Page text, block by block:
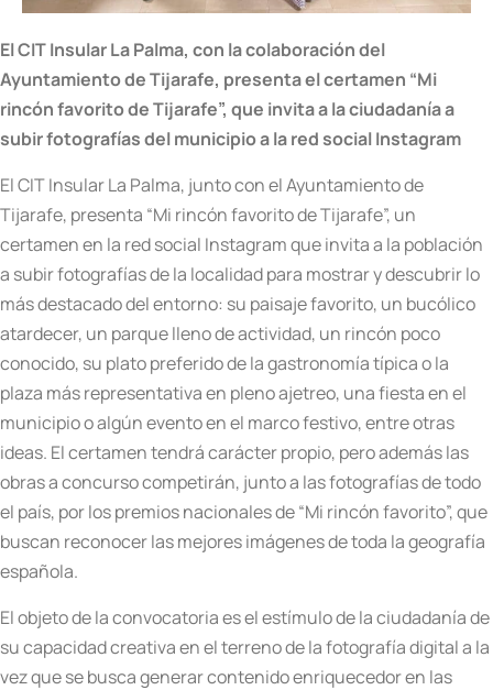
El CIT Insular La Palma, con la colaboración del
Ayuntamiento de Tijarafe, presenta el certamen “Mi
rincón favorito de Tijarafe”, que invita a laciudadanía a
subir fotografías del municipio a la red social Instagram
El CIT Insular La Palma, junto con el Ayuntamiento de
Tijarafe, presenta “Mi rincón favorito de Tijarafe”, un
certamen en la red social Instagram que invita a la población
a subir fotografías de la localidad para mostrar y descubrir lo
más destacado del entorno: su paisaje favorito, un bucólico
atardecer, un parque lleno de actividad, un rincón poco
conocido, su plato preferido de la gastronomía típica o la
plaza más representativa en pleno ajetreo, una fiesta en el
municipio o algún evento en el marco festivo, entre otras
ideas. El certamen tendrá carácter propio, pero además las
obras a concurso competirán, junto a las fotografías de todo
el país, por los premios nacionales de “Mi rincón favorito”, que
buscan reconocer las mejores imágenes de toda la geografía
española.
El objeto de la convocatoria es el estímulo de la ciudadanía de
su capacidad creativa en el terreno de la fotografía digital a la
vez que se busca generar contenido enriquecedor en las